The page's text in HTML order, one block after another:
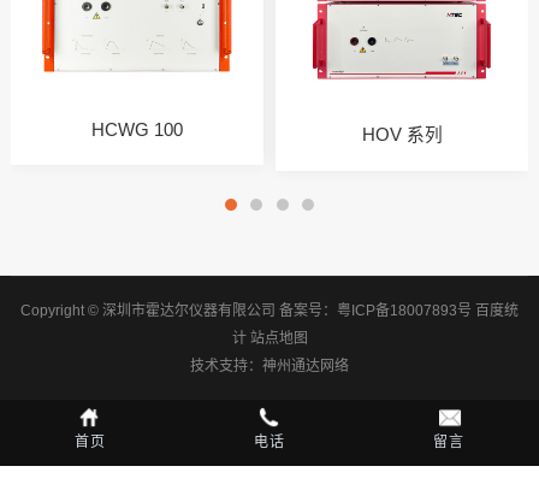
HCWG 100 HOV 系列
Copyright © 深圳市霍达尔仪器有限公司 备案号： 粤ICP备18007893号 百度统
计 站点地图
技术支持： 神州通达网络
首页 电话 留言